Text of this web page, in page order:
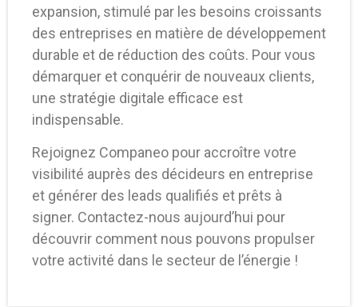
expansion, stimulé par les besoins croissants
des entreprises en matière de développement
durable et de réduction des coûts. Pour vous
démarquer et conquérir de nouveaux clients,
une stratégie digitale efficace est
indispensable.
Rejoignez Companeo pour accroître votre
visibilité auprès des décideurs en entreprise
et générer des leads qualifiés et prêts à
signer. Contactez-nous aujourd’hui pour
découvrir comment nous pouvons propulser
votre activité dans le secteur de l’énergie !